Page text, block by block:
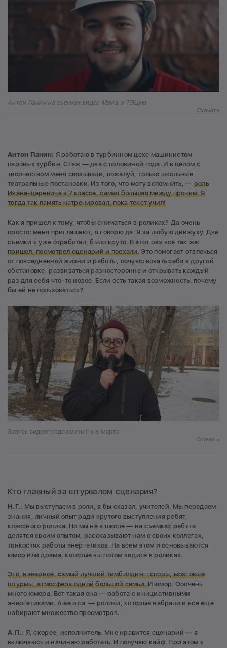
Антон Панин на съемках видео Мама, я ТЭЦую
Скачать
Антон Панин: Я работаю в турбинном цехе машинистом
паровых турбин. Стаж — два с половиной года. И в целом с
творчеством меня связывали, пожалуй, только школьные
театральные постановки. Из того, что могу вспомнить, — роль
Ивана-царевича в 7 классе, самая большая между прочим. Я
тогда так память натренировал, пока текст учил!
Как я пришел к тому, чтобы сниматься в роликах? Да очень
просто: меня приглашают, я говорю да. Я за любую движуху. Две
съемки я уже отработал, было круто. В этот раз все так же:
пришел, посмотрел сценарий и поехали. Это помогает отвлечься
от повседневной жизни и работы, почувствовать себя в другой
обстановке, развиваться разносторонне и открывать каждый
раз для себя что-то новое. Если есть такая возможность, почему
бы ей не пользоваться?
Запись видеопоздравления к 8 Марта
Скачать
Кто главный за штурвалом сценария?
Н.Г.: Мы выступаем в роли, я бы сказал, учителей. Мы передаем
знания, личный опыт ради крутого выступления ребят,
классного ролика. Но мы не в школе — на съемках ребята
делятся своим опытом, рассказывают нам о своих коллегах,
тонкостях работы энергетиков. На всем этом и основываются
юмор или драма, которые вы потом видите в роликах.
Это, наверное, самый лучший тимбилдинг: споры, мозговые
штурмы, атмосфера одной большой семьи.И юмор. Ооочень
много юмора. Вот такая она — работа с инициативными
энергетиками. А ее итог — ролики, которые набрали и все еще
набирают множество просмотров.
А.П.: Я, скорее, исполнитель. Мне нравится сценарий — я
включаюсь и начинаю работать. И получаю кайф. При этом я